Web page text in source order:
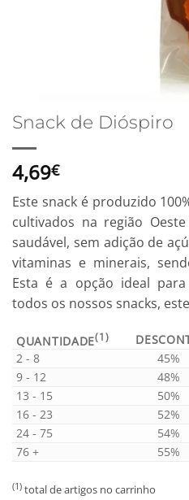
Snack de Dióspiro
4,69€
Este snack é produzido
cultivados na região
saudável, sem adição de
vitaminas e minerais,
Esta é a opção ideal
todos os nossos snacks,
QUANTIDADE(1)
2 - 8 45%
9 - 12 48%
13 - 15 50%
16 - 23 52%
24 - 75 54%
76 + 55%
(1) total de artigos no carrinho